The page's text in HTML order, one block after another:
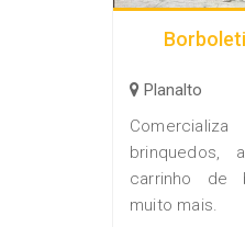
Planalto
brinquedos,
carrinho de
muito mais.